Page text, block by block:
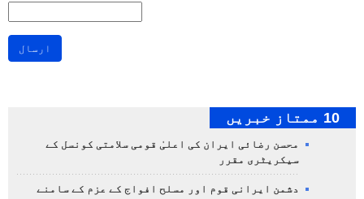
ارسال
10 ممتاز خبریں
محسن رضائی ایران کی اعلیٰ قومی سلامتی کونسل کے
سیکریٹری مقرر
دشمن ایرانی قوم اور مسلح افواج کے عزم کے سامنے